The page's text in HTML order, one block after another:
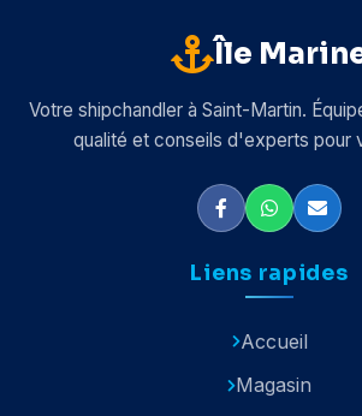
Île
Votre shipchandler à Saint-Martin.
qualité et conseils d'experts pour
Liens rapides
Accueil
Magasin